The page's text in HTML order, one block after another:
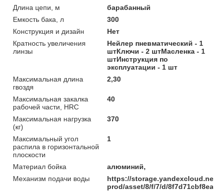
Длина цепи, м
барабанный
Емкость бака, л
300
Конструкция и дизайн
Нет
Кратность увеличения
линзы
Нейлер пневматический - 1
штКлючи - 2 штМасленка - 1
штИнструкция по
эксплуатации - 1 шт
Максимальная длина
гвоздя
2,30
Максимальная закалка
рабочей части, HRC
40
Максимальная нагрузка
(кг)
370
Максимальный угол
распила в горизонтальной
плоскости
1
Материал бойка
алюминий,
Механизм подачи воды
https://storage.yandexcloud.net/
prod/asset/8/f/7/d/